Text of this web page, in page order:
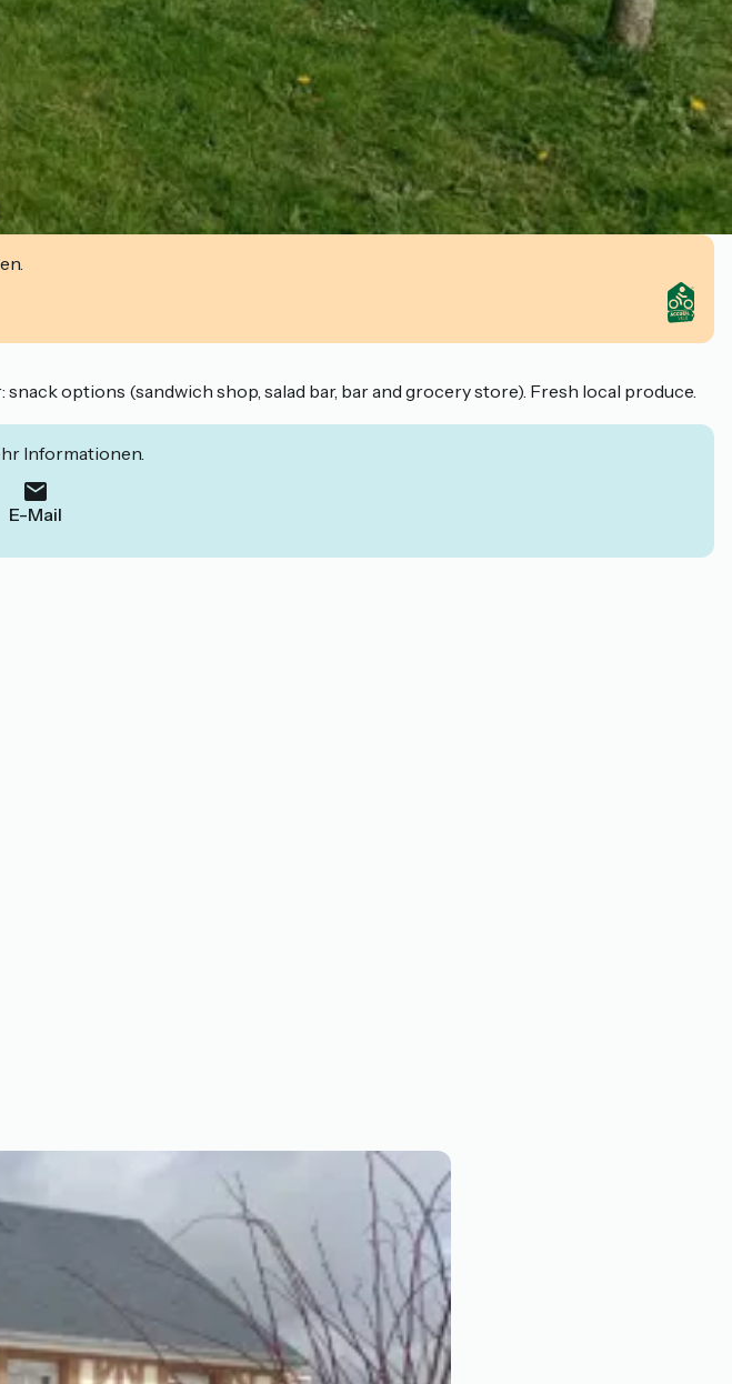
options (sandwich shop, salad bar, bar and grocery store). Fresh local produce.
Informationen.
E-Mail